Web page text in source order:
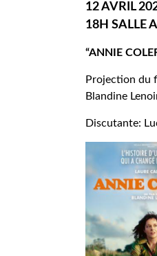
12 AVRIL
18H SALLE
“ANNIE
Projection du
Blandine
Discutante: